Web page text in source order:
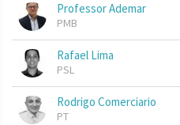
Professor Ademar
PMB
Rafael Lima
PSL
Rodrigo Comerciario
PT